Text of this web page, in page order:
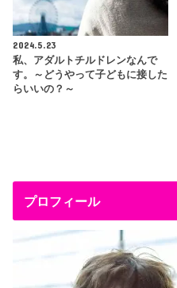
2024.5.23
私、アダルトチルドレンなんで
す。～どうやって子どもに接した
らいいの？～
プロフィール